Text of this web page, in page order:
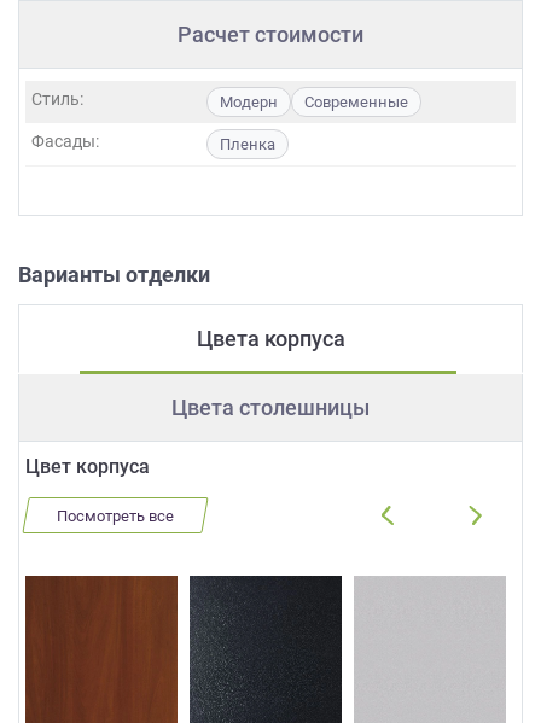
Расчет стоимости
Стиль: Модерн Современные
Фасады: Пленка
Варианты отделки
Цвета корпуса
Цвета столешницы
Цвет корпуса
Посмотреть все